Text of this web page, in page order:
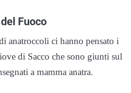
Fuoco
anatroccoli ci hanno pensato i
di Sacco che sono giunti sul
a mamma anatra.